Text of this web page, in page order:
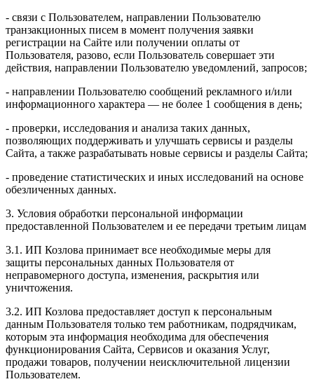
- связи с Пользователем, направлении Пользователю
транзакционных писем в момент получения заявки
регистрации на Сайте или получении оплаты от
Пользователя, разово, если Пользователь совершает эти
действия, направлении Пользователю уведомлений, запросов;
- направлении Пользователю сообщений рекламного и/или
информационного характера — не более 1 сообщения в день;
- проверки, исследования и анализа таких данных,
позволяющих поддерживать и улучшать сервисы и разделы
Сайта, а также разрабатывать новые сервисы и разделы Сайта;
- проведение статистических и иных исследований на основе
обезличенных данных.
3. Условия обработки персональной информации
предоставленной Пользователем и ее передачи третьим лицам
3.1. ИП Козлова принимает все необходимые меры для
защиты персональных данных Пользователя от
неправомерного доступа, изменения, раскрытия или
уничтожения.
3.2. ИП Козлова предоставляет доступ к персональным
данным Пользователя только тем работникам, подрядчикам,
которым эта информация необходима для обеспечения
функционирования Сайта, Сервисов и оказания Услуг,
продажи товаров, получении неисключительной лицензии
Пользователем.